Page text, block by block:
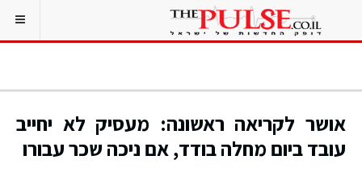
אושר לקריאה ראשונה: מעסיק לא יחייב
עובד ביום מחלה בודד, אם ניכה שכר עבורו